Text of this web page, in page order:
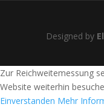
Designed by
Zur Reichweitemessung
Website weiterhin
Einverstanden Mehr